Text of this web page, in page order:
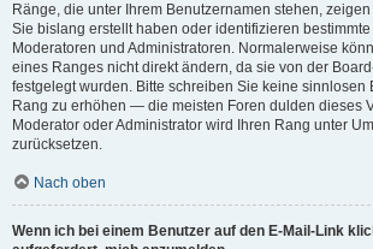
Ränge, die unter Ihrem Benutzernamen stehen,
Sie bislang erstellt haben oder identifizieren
Moderatoren und Administratoren. Normalerweise
eines Ranges nicht direkt ändern, da sie von der
festgelegt wurden. Bitte schreiben Sie keine sinnlosen
Rang zu erhöhen — die meisten Foren dulden dieses
Moderator oder Administrator wird Ihren Rang unter
zurücksetzen.
Nach oben
Wenn ich bei einem Benutzer auf den E-Mail-Link